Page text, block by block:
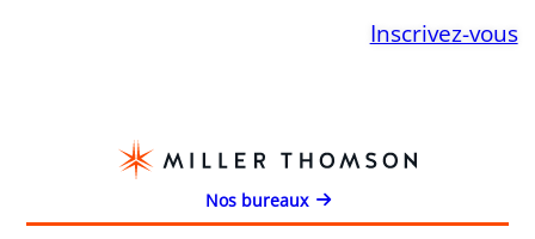
Inscrivez-vous
Nos bureaux